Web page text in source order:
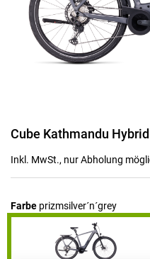
Zum
der
Cube Kathmandu Hybrid
Inkl. MwSt., nur Abholung
Farbe prizmsilver´n´grey